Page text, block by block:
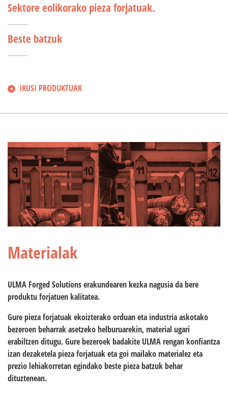
Sektore eolikorako pieza forjatuak.
Beste batzuk
IKUSI PRODUKTUAK
Materialak
ULMA Forged Solutionserakundearen kezka nagusia da bere
produktu forjatuen kalitatea.
Gure pieza forjatuak ekoizterako orduan eta industria askotako
bezeroen beharrak asetzeko helburuarekin, material ugari
erabiltzen ditugu. Gure bezeroek badakite ULMA rengan konfiantza
izan dezaketela pieza forjatuak eta goi mailako materialez eta
prezio lehiakorretan egindako beste pieza batzuk behar
dituztenean.